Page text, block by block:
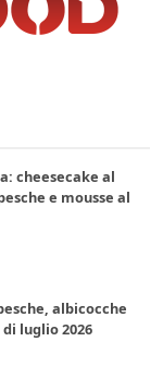
cheesecake al
e mousse al
albicocche
luglio 2026